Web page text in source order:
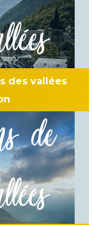
des vallées
de